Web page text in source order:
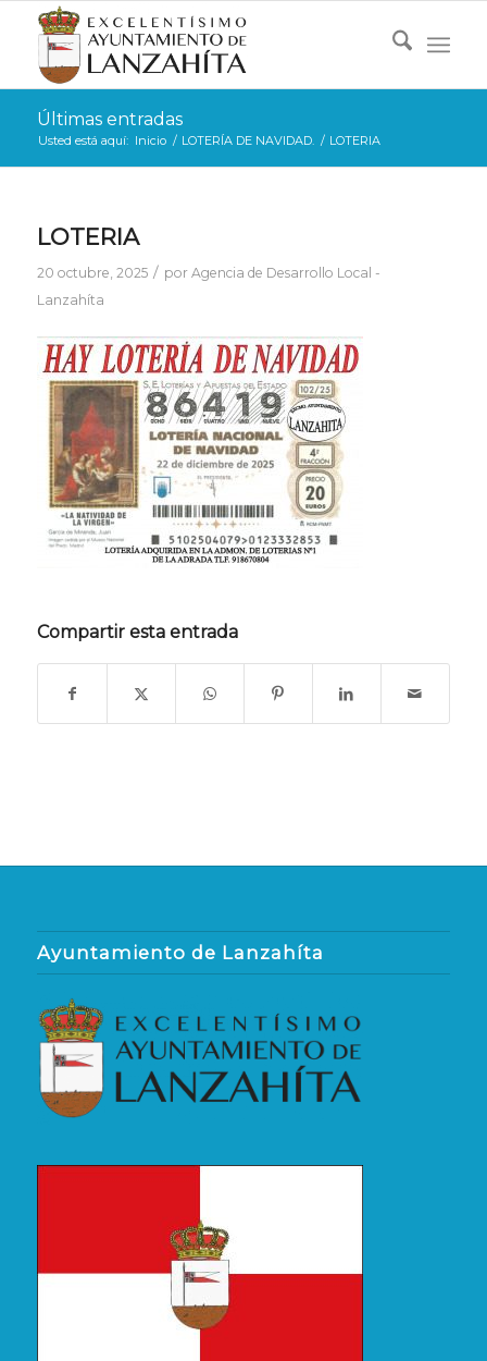
Últimas entradas
Usted está aquí: Inicio / LOTERÍA DE NAVIDAD. / LOTERIA
LOTERIA
20 octubre, 2025 / por Agencia de Desarrollo Local -
Lanzahíta
Compartir esta entrada
Ayuntamiento de Lanzahíta